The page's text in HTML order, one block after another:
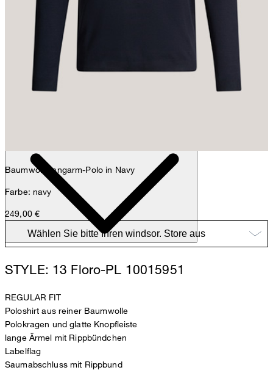
Baumwoll-Langarm-Polo in Navy
Farbe: navy
249,00 €
STYLE: 13 Floro-PL 10015951
REGULAR FIT
Poloshirt aus reiner Baumwolle
Polokragen und glatte Knopfleiste
lange Ärmel mit Rippbündchen
Labelflag
Saumabschluss mit Rippbund